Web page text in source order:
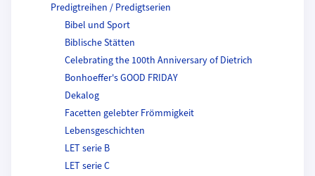
Predigtreihen / Predigtserien
Bibel und Sport
Biblische Stätten
Celebrating the 100th Anniversary of Dietrich
Bonhoeffer's GOOD FRIDAY
Dekalog
Facetten gelebter Frömmigkeit
Lebensgeschichten
LET serie B
LET serie C